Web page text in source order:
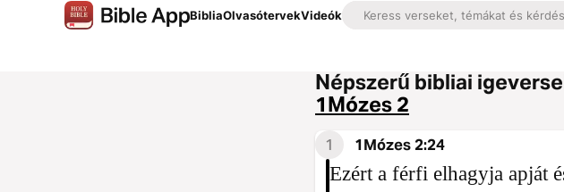
BibliaOlvasótervekVideók
Népszerű bibliai
1Mózes 2
1 1Mózes 2:24
Ezért a férfi elhagyja apját